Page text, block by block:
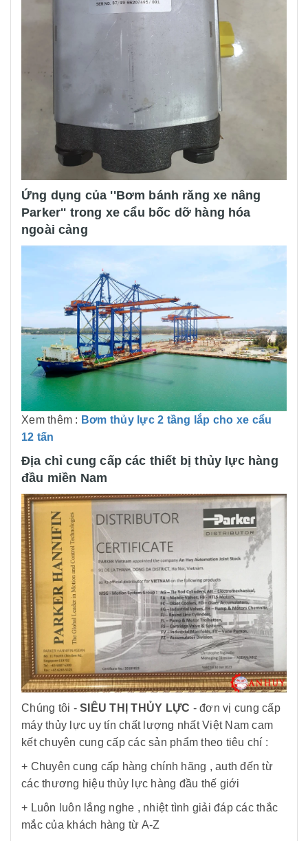
Ứng dụng của ''Bơm bánh răng xe nâng
Parker'' trong xe cẩu bốc dỡ hàng hóa
ngoài cảng
Xem thêm : Bơm thủy lực 2 tầng lắp cho xe cẩu
12 tấn
Địa chỉ cung cấp các thiết bị thủy lực hàng
đầu miền Nam
Chúng tôi - SIÊU THỊ THỦY LỰC - đơn vị cung cấp
máy thủy lực uy tín chất lượng nhất Việt Nam cam
kết chuyên cung cấp các sản phẩm theo tiêu chí :
+ Chuyên cung cấp hàng chính hãng , auth đến từ
các thương hiệu thủy lực hàng đầu thế giới
+ Luôn luôn lắng nghe , nhiệt tình giải đáp các thắc
mắc của khách hàng từ A-Z